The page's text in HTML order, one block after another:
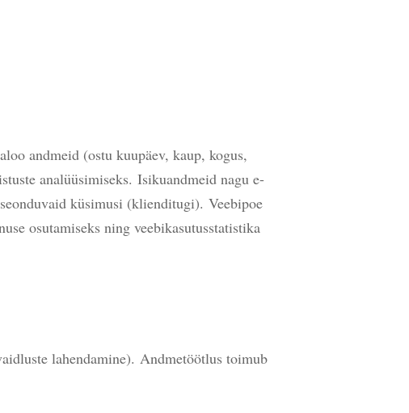
andmeid (ostu kuupäev, kaup, kogus,
analüüsimiseks.Isikuandmeid nagu e-
seonduvaid küsimusi (klienditugi).Veebipoe
osutamiseks ning veebikasutusstatistika
lahendamine). Andmetöötlus toimub